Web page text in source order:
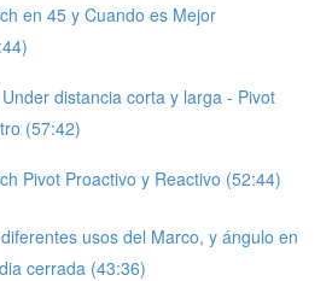
en 45 y Cuando es Mejor
distancia corta y larga - Pivot
(57:42)
Pivot Proactivo y Reactivo (52:44)
usos del Marco, y ángulo en
cerrada (43:36)